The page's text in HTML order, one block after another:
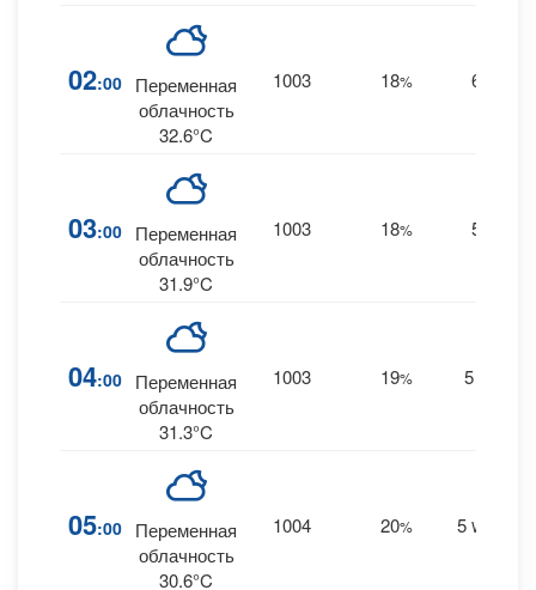
02:00
Переменная
облачность
32.6°C
1003 18% 6
03:00
Переменная
облачность
31.9°C
1003 18% 5
04:00
Переменная
облачность
31.3°C
1003 19% 5
05:00
Переменная
облачность
30.6°C
1004 20% 5 WNW